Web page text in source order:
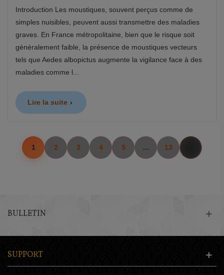
Introduction Les moustiques, souvent perçus comme de
simples nuisibles, peuvent aussi transmettre des maladies
graves. En France métropolitaine, bien que le risque soit
généralement faible, la présence de moustiques vecteurs
tels que Aedes albopictus augmente la vigilance face à des
maladies comme l...
Lire la suite
1 2 3 4 5 ... 13
BULLETIN
SUPPORT